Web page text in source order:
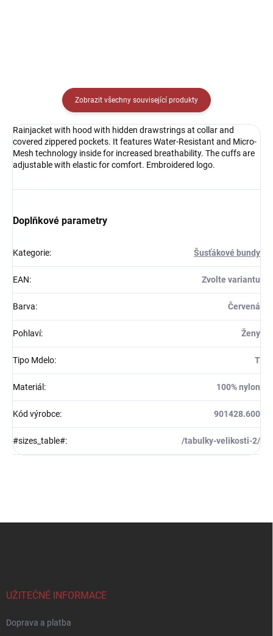
Zobrazit všechny související produkty
Rainjacket with hood with hidden drawstrings at collar and
covered zippered pockets. It features Water-Resistant and Micro-
Mesh technology inside for increased breathability. The cuffs are
adjustable with elastic for comfort. Embroidered logo.
Doplňkové parametry
Kategorie: Šusťákové bundy
EAN: Zvolte variantu
Barva: Červená
Pohlaví: Ženy
Tipo Mdelo: T
Materiál : 100% nylon
Kód výrobce: 901428.600
#sizes_table#: /tabulky-velikosti-2/
UŽITEČNÉ INFORMACE
Doprava a platba